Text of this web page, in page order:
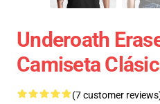
Underoath
Camiseta
(7 customer